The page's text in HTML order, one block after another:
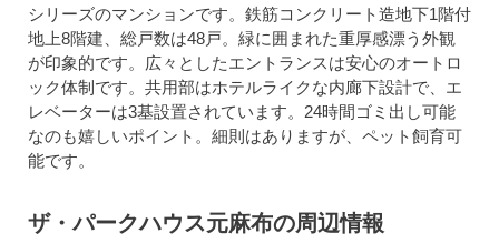
シリーズのマンションです。鉄筋コンクリート造地下1階付
地上8階建、総戸数は48戸。緑に囲まれた重厚感漂う外観
が印象的です。広々としたエントランスは安心のオートロ
ック体制です。共用部はホテルライクな内廊下設計で、エ
レベーターは3基設置されています。24時間ゴミ出し可能
なのも嬉しいポイント。細則はありますが、ペット飼育可
能です。
ザ・パークハウス元麻布の周辺情報